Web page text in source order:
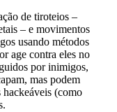
de tiroteios –
– e movimentos
usando métodos
age contra eles no
por inimigos,
mas podem
​​(como